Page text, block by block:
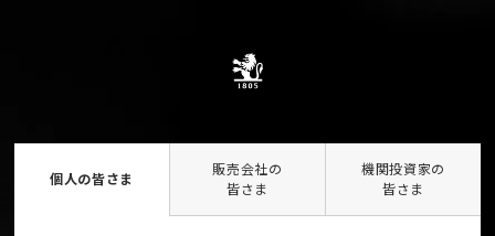
個人の皆さま
販売会社の
皆さま
機関投資家の
皆さま